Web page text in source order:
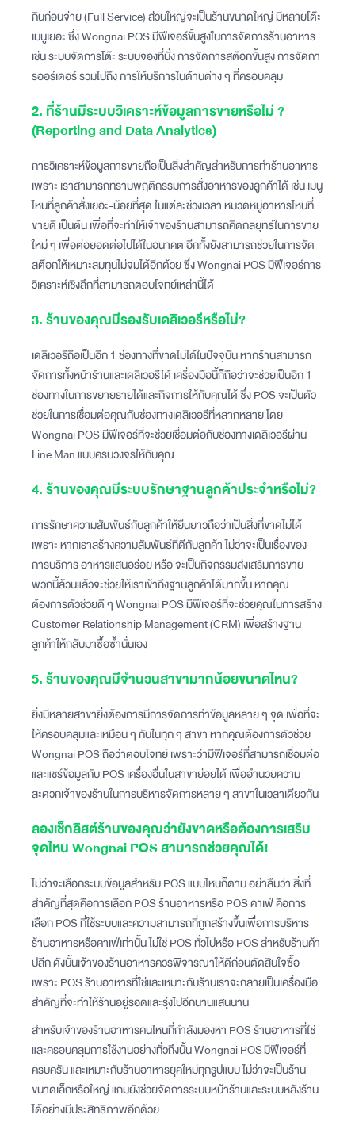
กินก่อนจ่าย (Full Service) ส่วนใหญ่จะเป็นร้านขนาดใหญ่ มีหลายโต๊ะ
เมนูเยอะ ซึ่ง Wongnai POS มีฟีเจอร์ขั้นสูงในการจัดการร้านอาหาร
เช่น ระบบจัดการโต๊ะ ระบบจองที่นั่ง การจัดการสต๊อกขั้นสูง การจัดกา
รออร์เดอร์ รวมไปถึง การให้บริการในด้านต่าง ๆ ที่ครอบคลุม
2. ที่ร้านมีระบบวิเคราะห์ข้อมูลการขายหรือไม่ ?
(Reporting and Data Analytics)
การวิเคราะห์ข้อมูลการขายถือเป็นสิ่งสำคัญสำหรับการทำร้านอาหาร
เพราะ เราสามารถทราบพฤติกรรมการสั่งอาหารของลูกค้าได้ เช่น เมนู
ไหนที่ลูกค้าสั่งเยอะ-น้อยที่สุด ในแต่ละช่วงเวลา หมวดหมู่อาหารไหนที่
ขายดี เป็นต้น เพื่อที่จะทำให้เจ้าของร้านสามารถคิดกลยุทธ์ในการขาย
ใหม่ ๆ เพื่อต่อยอดต่อไปได้ในอนาคต อีกทั้งยังสามารถช่วยในการจัด
สต๊อกให้เหมาะสมทุนไม่จมได้อีกด้วย ซึ่ง Wongnai POS มีฟีเจอร์การ
วิเคราะห์เชิงลึกที่สามารถตอบโจทย์เหล่านี้ได้
3. ร้านของคุณมีรองรับเดลิเวอรีหรือไม่?
เดลิเวอรีถือเป็นอีก 1 ช่องทางที่ขาดไม่ได้ในปัจจุบัน หากร้านสามารถ
จัดการทั้งหน้าร้านและเดลิเวอรีได้ เครื่องมือนี้ก็ถือว่าจะช่วยเป็นอีก 1
ช่องทางในการขยายรายได้และกิจการให้กับคุณได้ ซึ่ง POS จะเป็นตัว
ช่วยในการเชื่อมต่อคุณกับช่องทางเดลิเวอรีที่หลากหลาย โดย
Wongnai POS มีฟีเจอร์ที่จะช่วยเชื่อมต่อกับช่องทางเดลิเวอรีผ่าน
Line Man แบบครบวงจรให้กับคุณ
4. ร้านของคุณมีระบบรักษาฐานลูกค้าประจำหรือไม่?
การรักษาความสัมพันธ์กับลูกค้าให้ยืนยาวถือว่าเป็นสิ่งที่ขาดไม่ได้
เพราะ หากเราสร้างความสัมพันธ์ที่ดีกับลูกค้า ไม่ว่าจะเป็นเรื่องของ
การบริการ อาหารแสนอร่อย หรือ จะเป็นกิจกรรมส่งเสริมการขาย
พวกนี้ล้วนแล้วจะช่วยให้เราเข้าถึงฐานลูกค้าได้มากขึ้น หากคุณ
ต้องการตัวช่วยดี ๆ Wongnai POS มีฟีเจอร์ที่จะช่วยคุณในการสร้าง
Customer Relationship Management (CRM) เพื่อสร้างฐาน
ลูกค้าให้กลับมาซื้อซ้ำนั่นเอง
5. ร้านของคุณมีจำนวนสาขามากน้อยขนาดไหน?
ยิ่งมีหลายสาขายิ่งต้องการมีการจัดการทำข้อมูลหลาย ๆ จุด เพื่อที่จะ
ให้ครอบคลุมและเหมือน ๆ กันในทุก ๆ สาขา หากคุณต้องการตัวช่วย
Wongnai POS ถือว่าตอบโจทย์ เพราะว่ามีฟีเจอร์ที่สามารถเชื่อมต่อ
และแชร์ข้อมูลกับ POS เครื่องอื่นในสาขาย่อยได้ เพื่ออำนวยความ
สะดวกเจ้าของร้านในการบริหารจัดการหลาย ๆ สาขาในเวลาเดียวกัน
ลองเช็กลิสต์ร้านของคุณว่ายังขาดหรือต้องการเสริม
จุดไหน Wongnai POS สามารถช่วยคุณได้!
ไม่ว่าจะเลือกระบบข้อมูลสำหรับ POS แบบไหนก็ตาม อย่าลืมว่า สิ่งที่
สำคัญที่สุดคือการเลือก POS ร้านอาหารหรือ POS คาเฟ่ คือการ
เลือก POS ที่ใช้ระบบและความสามารถที่ถูกสร้างขึ้นเพื่อการบริหาร
ร้านอาหารหรือคาเฟ่เท่านั้น ไม่ใช่ POS ทั่วไปหรือ POS สำหรับร้านค้า
ปลีก ดังนั้นเจ้าของร้านอาหารควรพิจารณาให้ดีก่อนตัดสินใจซื้อ
เพราะ POS ร้านอาหารที่ใช่และเหมาะกับร้านเราจะกลายเป็นเครื่องมือ
สำคัญที่จะทำให้ร้านอยู่รอดและรุ่งไปอีกนานแสนนาน
สำหรับเจ้าของร้านอาหารคนไหนที่กำลังมองหา POS ร้านอาหารที่ใช่
และครอบคลุมการใช้งานอย่างทั่วถึงนั้น Wongnai POS มีฟีเจอร์ที่
ครบครัน และเหมาะกับร้านอาหารยุคใหม่ทุกรูปแบบ ไม่ว่าจะเป็นร้าน
ขนาดเล็กหรือใหญ่ แถมยังช่วยจัดการระบบหน้าร้านและระบบหลังร้าน
ได้อย่างมีประสิทธิภาพอีกด้วย